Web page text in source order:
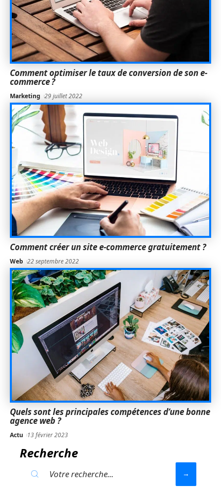
Comment optimiser le taux de conversion de son e-
commerce ?
Marketing 29 juillet 2022
Comment créer un site e-commerce gratuitement ?
Web 22 septembre 2022
Quels sont les principales compétences d’une bonne
agence web ?
Actu 13 février 2023
Recherche